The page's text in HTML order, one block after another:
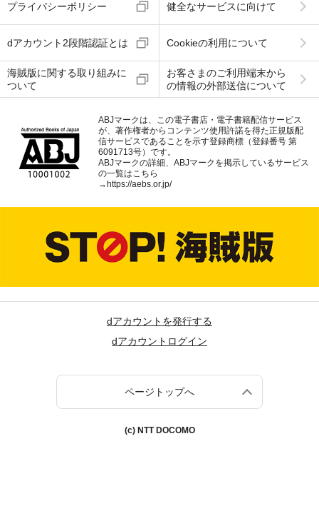
プライバシーポリシー 健全なサービスに向けて
dアカウント2段階認証とは Cookieの利用について
海賊版に関する取り組みに
ついて
お客さまのご利用端末から
の情報の外部送信について
ABJマークは、この電子書店・電子書籍配信サービス
が、著作権者からコンテンツ使用許諾を得た正規版配
信サービスであることを示す登録商標（登録番号 第
6091713号）です。
ABJマークの詳細、ABJマークを掲示しているサービス
の一覧はこちら
→ https://aebs.or.jp/
dアカウントを発行する
dアカウントログイン
ページトップへ
(c) NTT DOCOMO